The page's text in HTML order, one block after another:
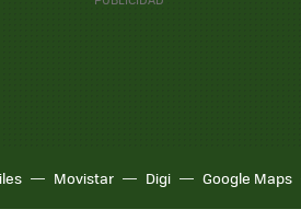
Movistar Digi Google Maps